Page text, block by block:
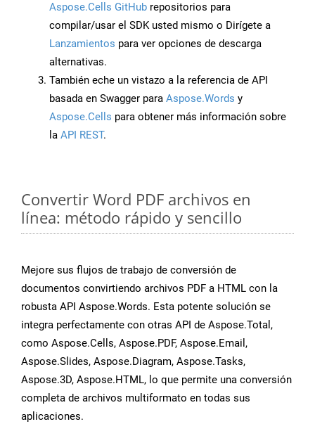
Aspose.Cells GitHub repositorios para
compilar/usar el SDK usted mismo o Dirígete a
Lanzamientos para ver opciones de descarga
alternativas.
También eche un vistazo a la referencia de API
basada en Swagger para Aspose.Words y
Aspose.Cells para obtener más información sobre
la API REST.
Convertir Word PDF archivos en
línea: método rápido y sencillo
Mejore sus flujos de trabajo de conversión de
documentos convirtiendo archivos PDF a HTML con la
robusta API Aspose.Words. Esta potente solución se
integra perfectamente con otras API de Aspose.Total,
como Aspose.Cells, Aspose.PDF, Aspose.Email,
Aspose.Slides, Aspose.Diagram, Aspose.Tasks,
Aspose.3D, Aspose.HTML, lo que permite una conversión
completa de archivos multiformato en todas sus
aplicaciones.